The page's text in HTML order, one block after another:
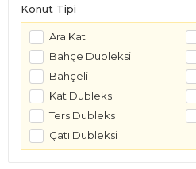
Konut Tipi
Ara Kat
Bahçe Dubleksi
Bahçeli
Kat Dubleksi
Ters Dubleks
Çatı Dubleksi